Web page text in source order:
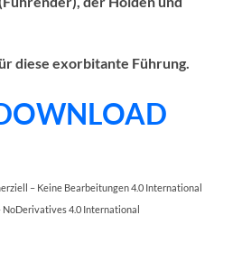
diese exorbitante Führung.
– Keine Bearbeitungen 4.0 International
4.0 International